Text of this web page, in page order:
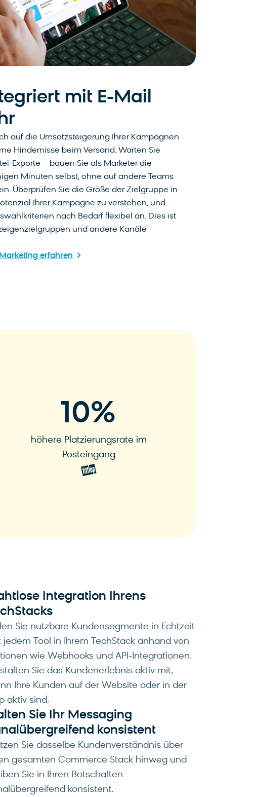
mit E-Mail
auf die Umsatzsteigerung Ihrer Kampagnen
Hindernisse beim Versand. Warten Sie
Exporte – bauen Sie als Marketer die
Minuten selbst, ohne auf andere Teams
Überprüfen Sie die Größe der Zielgruppe in
Ihrer Kampagne zu verstehen, und
nach Bedarf flexibel an. Dies ist
und andere Kanäle
erfahren
höhere Platzierungsrate im
Posteingang
10%
Integration Ihrens
Sie nutzbare Kundensegmente in Echtzeit
jedem Tool in Ihrem TechStack anhand von
wie Webhooks und API-Integrationen.
Sie das Kundenerlebnis aktiv mit,
Ihre Kunden auf der Website oder in der
aktiv sind.
Sie Ihr Messaging
konsistent
Sie dasselbe Kundenverständnis über
gesamten Commerce Stack hinweg und
Sie in Ihren Botschaften
konsistent.